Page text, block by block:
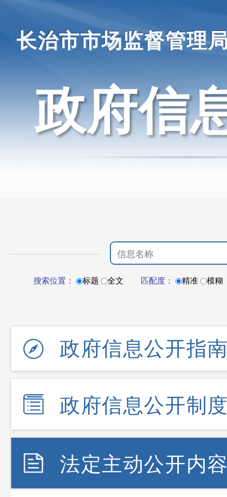
长治市市场监督管理
政府信
搜索位置： 标题 全文 匹配度： 精准 模糊
政府信息公开指
政府信息公开制
法定主动公开内